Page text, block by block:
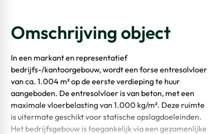
Omschrijving object
In een markant en representatief
bedrijfs-/kantoorgebouw, wordt een forse entresolvloer
van ca. 1.004 m² op de eerste verdieping te huur
aangeboden. De entresolvloer is van beton, met een
maximale vloerbelasting van 1.000 kg/m². Deze ruimte
is uitermate geschikt voor statische opslagdoeleinden.
Het bedrijfsgebouw is toegankelijk via een gezamenlijke